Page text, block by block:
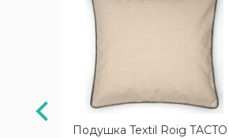
Подушка Textil Roig TACTO